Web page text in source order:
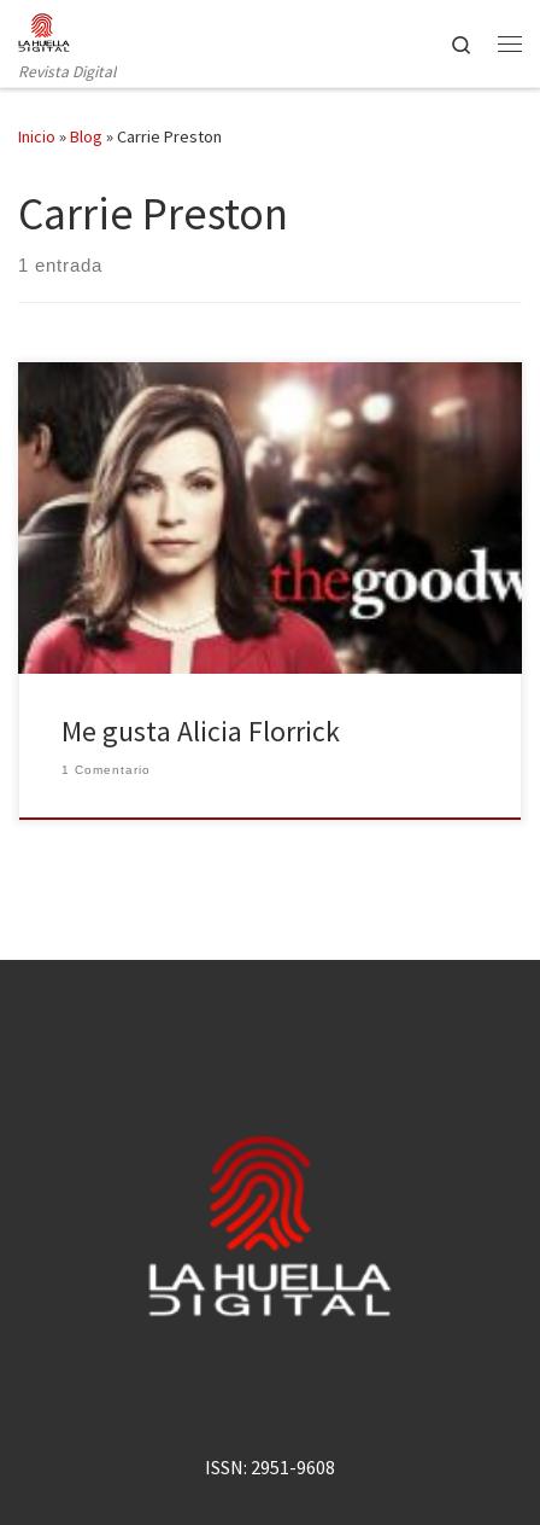
Saltar al contenido
Revista Digital
Search
Inicio »Blog »Carrie Preston
Carrie Preston
1 entrada
Tras seis temporadas es inevitable cogerle cariño a la protagonista
absoluta de «The Good Wife», una serie de largo recorrido, que
año tras año está entre las más valoradas por crítica y público.
Alicia es una esposa engañada, humillada ante la opinión pública
por los líos de su marido, que […]
Me gusta Alicia Florrick
1 Comentario
ISSN: 2951-9608